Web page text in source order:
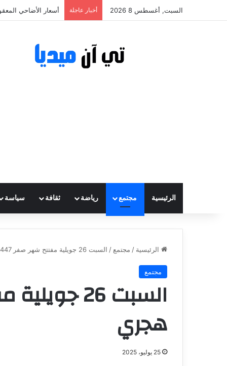
السبت, أغسطس 8 2026 أخبار عاجلة أسعار الأضاحي المعقولة
الرئيسية مجتمع رياضة ثقافة سياسة
الرئيسية / مجتمع / السبت 26 جويلية مفتتح شهر صفر 1447 هجري
مجتمع
هجري
25 يوليو، 2025